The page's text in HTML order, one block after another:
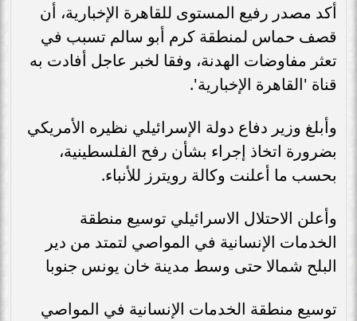
أكد مصدر رفيع المستوى للقاهرة الإخبارية، أن
قصف حماس لمنطقة كرم أبو سالم تسبب في
تعثر مفاوضات الهدنة، وفقا لخبر عاجل أفادت به
قناة 'القاهرة الإخبارية'.
وأبلغ وزير دفاع دولة الإسرائيلي نظيره الأمريكي
بضرورة اتخاذ إجراء بشأن رفح الفلسطينية،
بحسب ما أعلنت وكالة رويترز للأنباء.
وأعلن الاحتلال الاسرائيلي توسيع منطقة
الخدمات الإنسانية في المواصي لتمتد من دير
البلح شمالا حتى وسط مدينة خان يونس جنوبا
توسيع منطقة الخدمات الإنسانية في المواصي